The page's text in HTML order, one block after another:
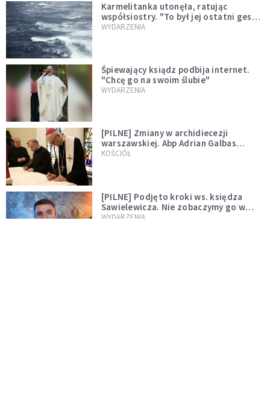
Karmelitanka utonęła, ratując
współsiostry. "To był jej ostatni gest
miłości"
WYDARZENIA
Śpiewający ksiądz podbija internet.
"Chcę go na swoim ślubie"
WYDARZENIA
[PILNE] Zmiany w archidiecezji
warszawskiej. Abp Adrian Galbas
wręczył dekrety nowym proboszczom
KOŚCIÓŁ
[PILNE] Podjęto kroki ws. księdza
Sawielewicza. Nie zobaczymy go w
mediach
WYDARZENIA